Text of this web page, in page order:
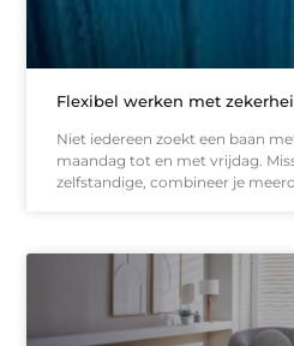
Flexibel werken met
Niet iedereen zoekt een baan
maandag tot en met vrijdag.
zelfstandige, combineer je